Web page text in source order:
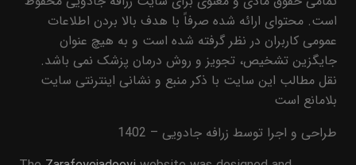
است. محتوای ارائه شده صرفاً با هدف بالا بردن اطلاعات
عمومی کاربران در نظر گرفته شده است و به هیچ عنوان
جایگزین تشخیص، تجویز و روش درمان پزشک نمی باشد.
نقل مطالب این سایت با ذکر منبع و نشانی اینترنتی سایت
بلامانع است
طراحی و اجرا توسط زرافه جادویی – 1402